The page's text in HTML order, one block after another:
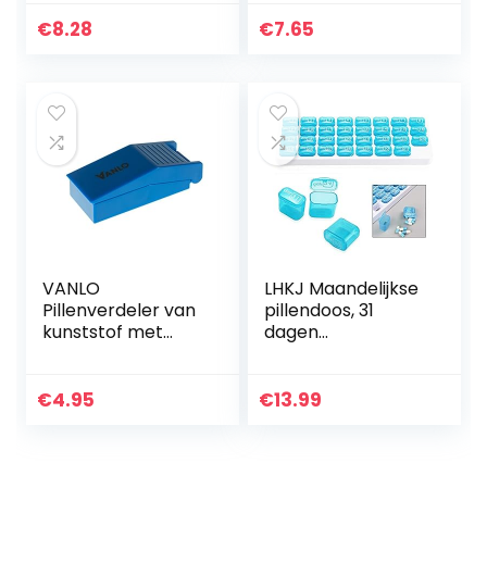
metalen
€8.28
wekelijkse
€7.65
VANLO
Pillenverdeler van
kunststof met
medicijnverdeler,
€4.95
LHKJ Maandelijkse
pillendoos, 31
dagen
vakken
€13.99